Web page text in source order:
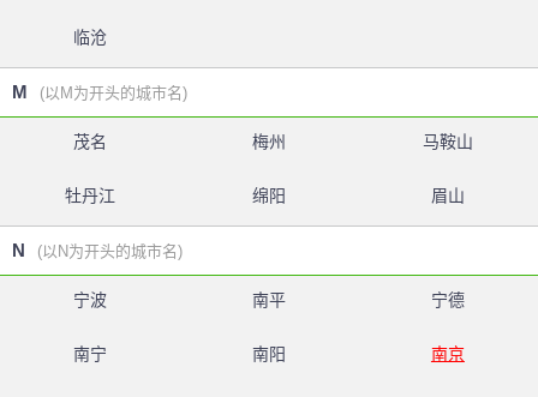
临沧
M (以M为开头的城市名)
茂名 梅州 马鞍山
牡丹江 绵阳 眉山
N (以N为开头的城市名)
宁波 南平 宁德
南宁 南阳 南京